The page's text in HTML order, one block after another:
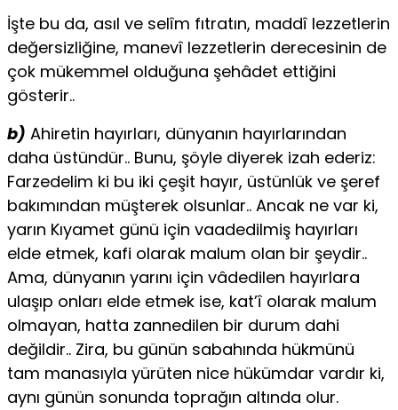
İşte bu da, asıl ve selîm fıtratın, maddî lezzetlerin
değersizliğine, manevî lezzetlerin derecesinin de
çok mükemmel olduğuna şehâdet ettiğini
gösterir..
b) Ahiretin hayırları, dünyanın hayırlarından
daha üstündür.. Bunu, şöyle diyerek izah ederiz:
Farzedelim ki bu iki çeşit hayır, üstünlük ve şeref
bakımından müşterek olsunlar.. Ancak ne var ki,
yarın Kıyamet günü için vaadedilmiş hayırları
elde etmek, kafi olarak malum olan bir şeydir..
Ama, dünyanın yarını için vâdedilen hayırlara
ulaşıp onları elde etmek ise, kat’î olarak malum
olmayan, hatta zannedilen bir durum dahi
değildir.. Zira, bu günün sabahında hükmünü
tam manasıyla yürüten nice hükümdar vardır ki,
aynı günün sonunda toprağın altında olur.